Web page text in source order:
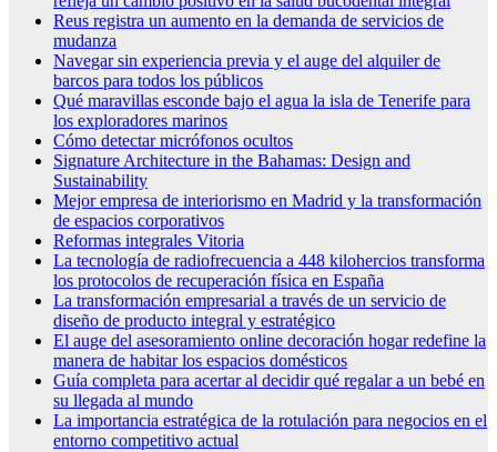
Reus registra un aumento en la demanda de servicios de
mudanza
Navegar sin experiencia previa y el auge del alquiler de
barcos para todos los públicos
Qué maravillas esconde bajo el agua la isla de Tenerife para
los exploradores marinos
Cómo detectar micrófonos ocultos
Signature Architecture in the Bahamas: Design and
Sustainability
Mejor empresa de interiorismo en Madrid y la transformación
de espacios corporativos
Reformas integrales Vitoria
La tecnología de radiofrecuencia a 448 kilohercios transforma
los protocolos de recuperación física en España
La transformación empresarial a través de un servicio de
diseño de producto integral y estratégico
El auge del asesoramiento online decoración hogar redefine la
manera de habitar los espacios domésticos
Guía completa para acertar al decidir qué regalar a un bebé en
su llegada al mundo
La importancia estratégica de la rotulación para negocios en el
entorno competitivo actual